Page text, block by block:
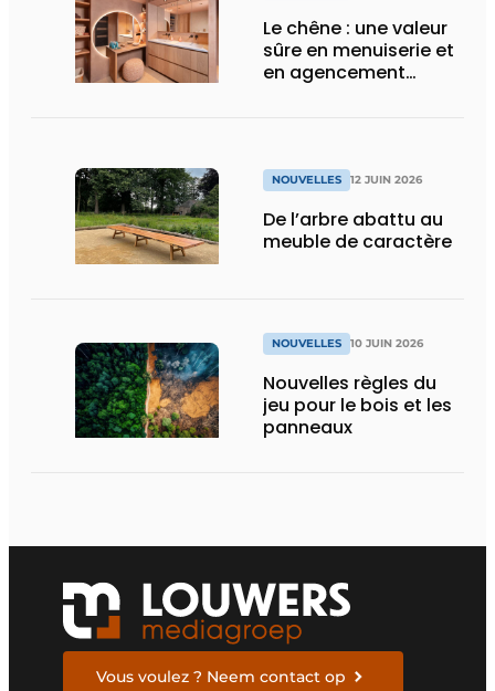
Le chêne : une valeur
sûre en menuiserie et
en agencement
NOUVELLES 12 JUIN 2026
De l’arbre abattu au
meuble de caractère
NOUVELLES 10 JUIN 2026
Nouvelles règles du
jeu pour le bois et les
panneaux
Vous voulez ? Neem contact op